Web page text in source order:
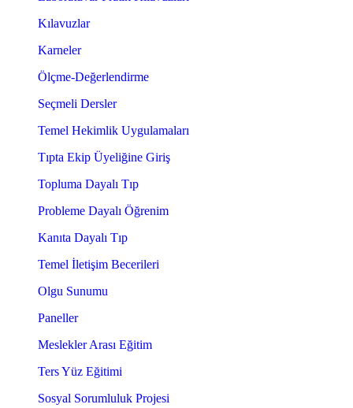
Kılavuzlar
Karneler
Ölçme-Değerlendirme
Seçmeli Dersler
Temel Hekimlik Uygulamaları
Tıpta Ekip Üyeliğine Giriş
Topluma Dayalı Tıp
Probleme Dayalı Öğrenim
Kanıta Dayalı Tıp
Temel İletişim Becerileri
Olgu Sunumu
Paneller
Meslekler Arası Eğitim
Ters Yüz Eğitimi
Sosyal Sorumluluk Projesi